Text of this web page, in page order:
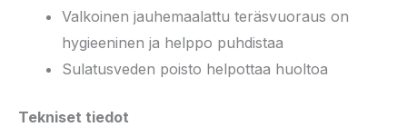
Valkoinen jauhemaalattu teräsvuoraus on
hygieeninen ja helppo puhdistaa
Sulatusveden poisto helpottaa huoltoa
Tekniset tiedot